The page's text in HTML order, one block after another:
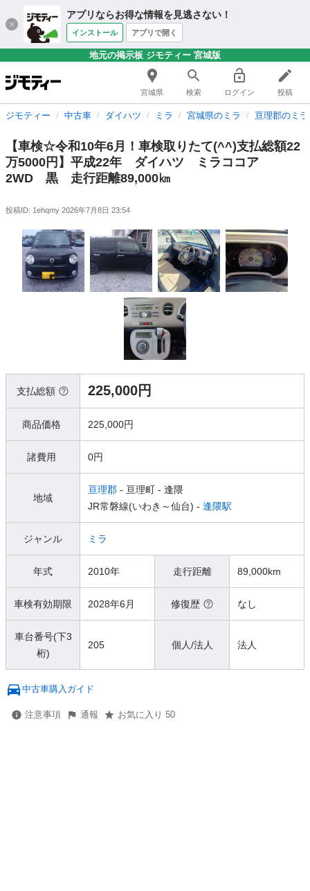
アプリならお得な情報を見逃さない！
インストール アプリで開く
地元の掲示板 ジモティー 宮城版
宮城県 検索 ログイン 投稿
ジモティー 中古車 ダイハツ ミラ 宮城県のミラ 亘理郡のミラ
【車検☆令和10年6月！車検取りたて(^^)支払総額22
万5000円】平成22年 ダイハツ ミラココア
2WD 黒 走行距離89,000㎞
投稿ID: 1ehqmy 2026年7月8日 23:54
支払総額 225,000円
商品価格 225,000円
諸費用 0円
地域
亘理郡 - 亘理町 - 逢隈
JR常磐線(いわき～仙台) - 逢隈駅
ジャンル ミラ
年式 2010年 走行距離 89,000km
車検有効期限 2028年6月 修復歴 なし
車台番号(下3
桁)
205 個人/法人 法人
中古車購入ガイド
注意事項 通報 お気に入り 50